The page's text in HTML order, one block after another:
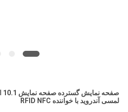
لمسی آندروید با خواننده RFID NFC